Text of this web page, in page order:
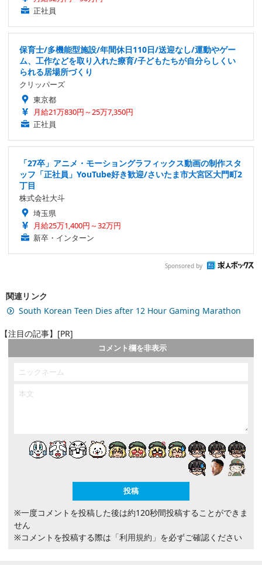
正社員
保育士/多機能型施設/年間休日110日/送迎なし/運動やゲー
ム、工作などを取り入れた療育/子どもたちが自分らしくい
られる居場所づくり
クリッパーズ
東京都
月給21万830円～25万7,350円
正社員
「27卒」アニメ・モーショングラフィックス動画の制作スタ
ッフ「正社員」YouTube好き歓迎/さいたま市大宮区大門町2
丁目
株式会社大斗
埼玉県
月給25万1,400円～32万円
新卒・インターン
Sponsored by
関連リンク
South Korean Teen Dies after 12 Hour Gaming Marathon
【注目の記事】[PR]
コメント欄を非表示
※一度コメントを投稿した後は約120秒間投稿することができま
せん
※コメントを投稿する際は 「利用規約」 を必ずご確認ください